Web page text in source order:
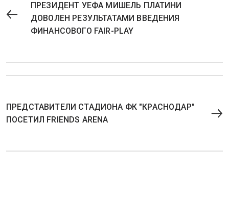
ПРЕЗИДЕНТ УЕФА МИШЕЛЬ ПЛАТИНИ
ДОВОЛЕН РЕЗУЛЬТАТАМИ ВВЕДЕНИЯ
ФИНАНСОВОГО FAIR-PLAY
ПРЕДСТАВИТЕЛИ СТАДИОНА ФК "КРАСНОДАР"
ПОСЕТИЛ FRIENDS ARENA